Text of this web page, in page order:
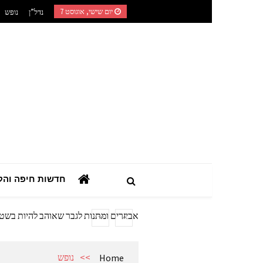
יום שישי, אוגוסט 7 נדל”ן נופש
חדשות חיפה
מתנות מהיציע: המדריך לרכישת ציוד
אביזרים ומתנות לגבר שאוהב להיות
Home
>> נופש